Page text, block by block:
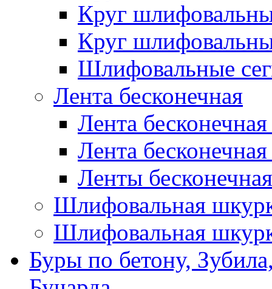
Круг
Круг
Шлифовальные
Лента бесконечная
Лента
Лента
Ленты
Шлифовальная
Шлифовальная
Буры по бетону,